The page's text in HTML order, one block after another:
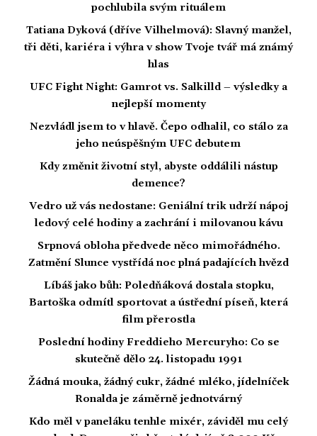
pochlubila svým rituálem
Tatiana Dyková (dříve Vilhelmová): Slavný manžel,
tři děti, kariéra i výhra v show Tvoje tvář má známý
hlas
UFC Fight Night: Gamrot vs. Salkilld – výsledky a
nejlepší momenty
Nezvládl jsem to v hlavě. Čepo odhalil, co stálo za
jeho neúspěšným UFC debutem
Kdy změnit životní styl, abyste oddálili nástup
demence?
Vedro už vás nedostane: Geniální trik udrží nápoj
ledový celé hodiny a zachrání i milovanou kávu
Srpnová obloha předvede něco mimořádného.
Zatmění Slunce vystřídá noc plná padajících hvězd
Líbáš jako bůh: Poledňáková dostala stopku,
Bartoška odmítl sportovat a ústřední píseň, která
film přerostla
Poslední hodiny Freddieho Mercuryho: Co se
skutečně dělo 24. listopadu 1991
Žádná mouka, žádný cukr, žádné mléko, jídelníček
Ronalda je záměrně jednotvárný
Kdo měl v paneláku tenhle mixér, záviděl mu celý